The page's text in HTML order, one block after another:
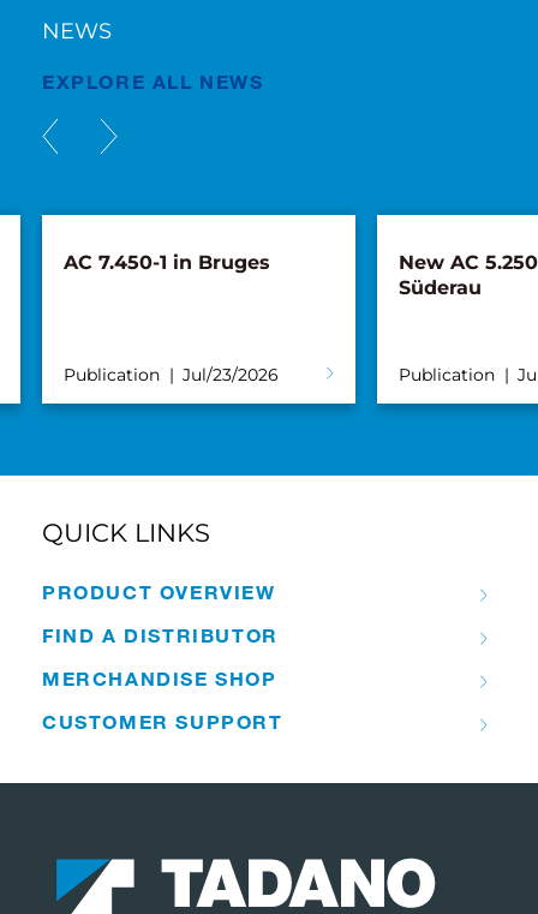
NEWS
EXPLORE ALL NEWS
AC 7.450-1 in Bruges
Publication Jul/23/2026
New AC
Süderau
Publication
QUICK LINKS
PRODUCT OVERVIEW
FIND A DISTRIBUTOR
MERCHANDISE SHOP
CUSTOMER SUPPORT